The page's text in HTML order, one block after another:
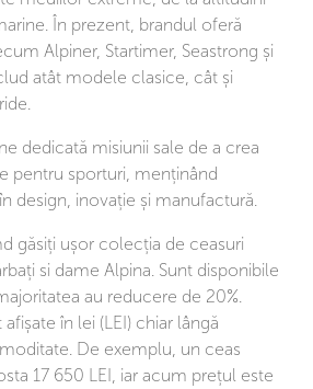
În prezent, brandul oferă
Alpiner, Startimer, Seastrong și
atât modele clasice, cât și
dedicată misiunii sale de a crea
pentru sporturi, menținând
design, inovație și manufactură.
găsiți ușor colecția de ceasuri
si dame Alpina. Sunt disponibile
au reducere de 20%.
în lei (LEI) chiar lângă
De exemplu, un ceas
17 650 LEI, iar acum prețul este